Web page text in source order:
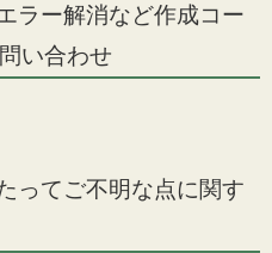
ラー解消など作成コー
い合わせ
ってご不明な点に関す